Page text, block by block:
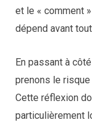
et le « comment
dépend avant
En passant à
prenons le
Cette réflexion
particulièrement